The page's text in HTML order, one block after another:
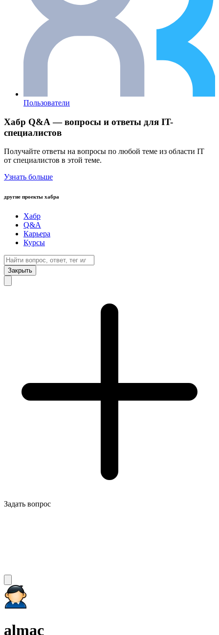
Пользователи
Хабр Q&A — вопросы и ответы для IT-
специалистов
Получайте ответы на вопросы по любой теме из области IT
от специалистов в этой теме.
Узнать больше
другие проекты хабра
Хабр
Q&A
Карьера
Курсы
Закрыть
Задать вопрос
almac